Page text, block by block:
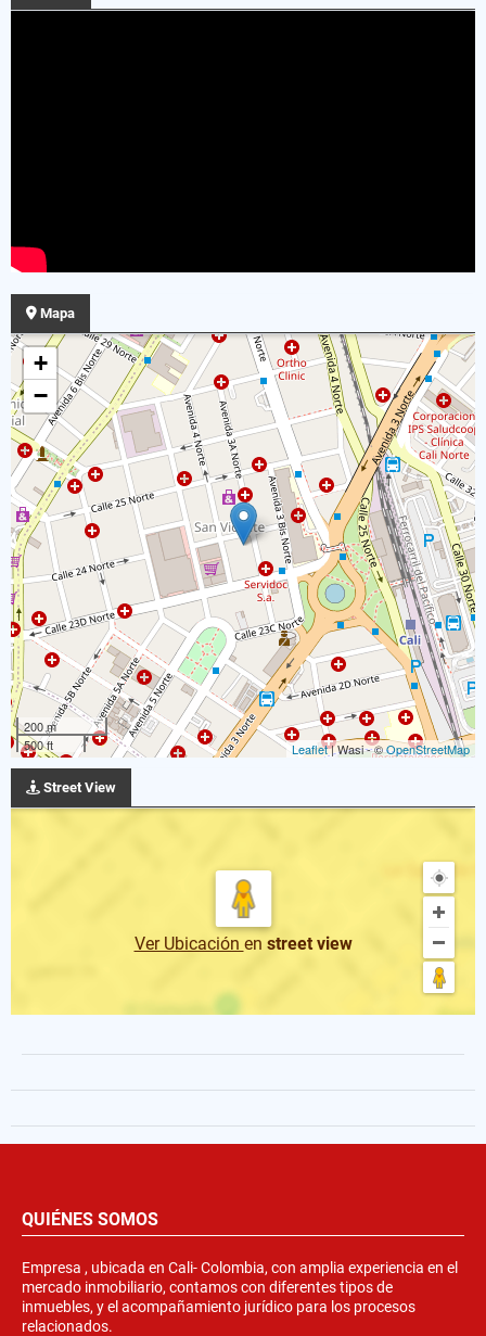
Mapa
+
−
200 m
500 ft
Leaflet| Wasi - ©OpenStreetMap
Street View
Ver Ubicación en street view
QUIÉNES SOMOS
Empresa , ubicada en Cali- Colombia, con amplia experiencia en el
mercado inmobiliario, contamos con diferentes tipos de
inmuebles, y el acompañamiento jurídico para los procesos
relacionados.